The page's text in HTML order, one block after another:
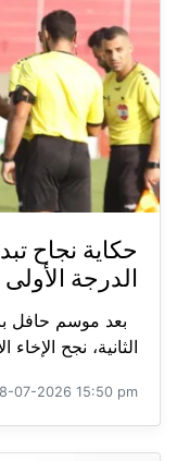
حكاية نجاح
الدرجة الأولى
بعد موسم حافل
الثانية، نجح
07-2026 15:50 pm